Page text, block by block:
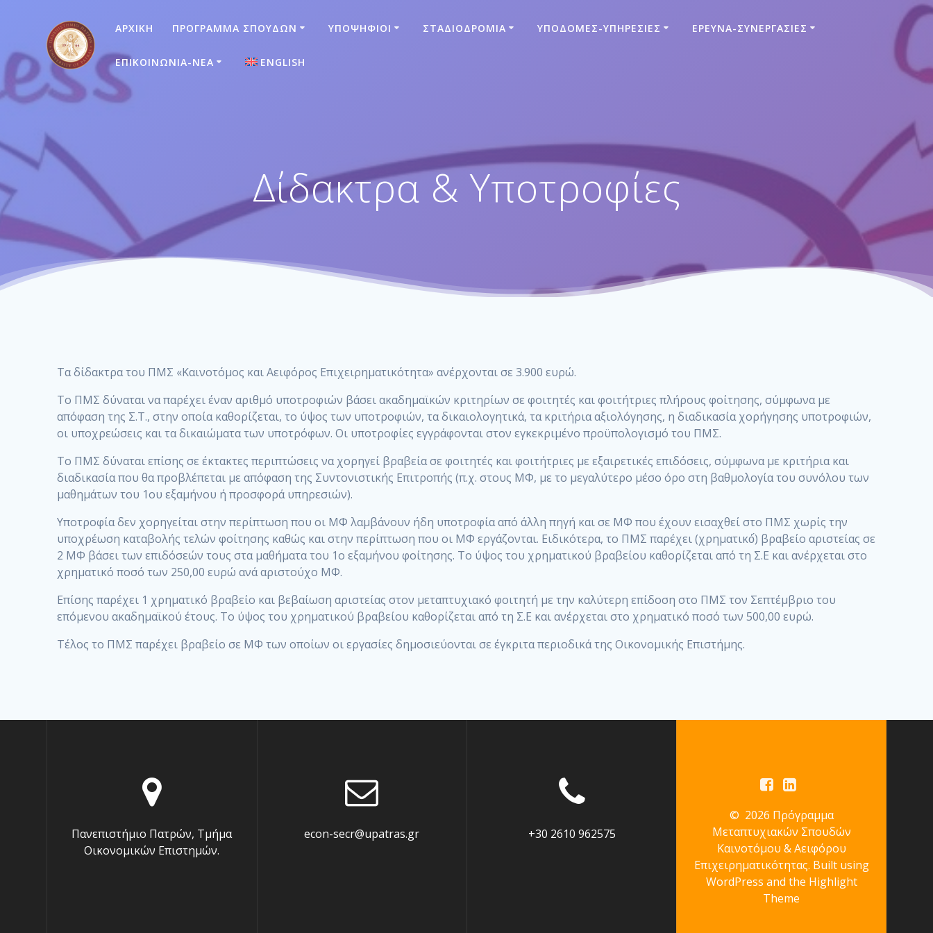
ΑΡΧΙΚΉ ΠΡΌΓΡΑΜΜΑ ΣΠΟΥΔΏΝ ΥΠΟΨΉΦΙΟΙ ΣΤΑΔΙΟΔΡΟΜΊΑ ΥΠΟΔΟΜΈΣ-ΥΠΗΡΕΣΊΕΣ ΈΡΕΥΝΑ-ΣΥΝΕΡΓΑΣΊΕΣ
ΕΠΙΚΟΙΝΩΝΊΑ-ΝΈΑ ENGLISH
Δίδακτρα & Υποτροφίες
Τα δίδακτρα του ΠΜΣ «Καινοτόμος και Αειφόρος Επιχειρηματικότητα» ανέρχονται σε 3.900 ευρώ.
Το ΠΜΣ δύναται να παρέχει έναν αριθμό υποτροφιών βάσει ακαδημαϊκών κριτηρίων σε φοιτητές και φοιτήτριες πλήρους φοίτησης, σύμφωνα με
απόφαση της Σ.Τ., στην οποία καθορίζεται, το ύψος των υποτροφιών, τα δικαιολογητικά, τα κριτήρια αξιολόγησης, η διαδικασία χορήγησης υποτροφιών,
οι υποχρεώσεις και τα δικαιώματα των υποτρόφων. Οι υποτροφίες εγγράφονται στον εγκεκριμένο προϋπολογισμό του ΠΜΣ.
Το ΠΜΣ δύναται επίσης σε έκτακτες περιπτώσεις να χορηγεί βραβεία σε φοιτητές και φοιτήτριες με εξαιρετικές επιδόσεις, σύμφωνα με κριτήρια και
διαδικασία που θα προβλέπεται με απόφαση της Συντονιστικής Επιτροπής (π.χ. στους ΜΦ, με το μεγαλύτερο μέσο όρο στη βαθμολογία του συνόλου των
μαθημάτων του 1ου εξαμήνου ή προσφορά υπηρεσιών).
Υποτροφία δεν χορηγείται στην περίπτωση που οι ΜΦ λαμβάνουν ήδη υποτροφία από άλλη πηγή και σε ΜΦ που έχουν εισαχθεί στο ΠΜΣ χωρίς την
υποχρέωση καταβολής τελών φοίτησης καθώς και στην περίπτωση που οι ΜΦ εργάζονται. Ειδικότερα, το ΠΜΣ παρέχει (χρηματικό́) βραβείο αριστείας σε
2 ΜΦ βάσει των επιδόσεών τους στα μαθήματα του 1ο εξαμήνου φοίτησης. Το ύψος του χρηματικού βραβείου καθορίζεται από τη Σ.Ε και ανέρχεται στο
χρηματικό ποσό των 250,00 ευρώ ανά αριστούχο ΜΦ.
Επίσης παρέχει 1 χρηματικό βραβείο και βεβαίωση αριστείας στον μεταπτυχιακό φοιτητή με την καλύτερη επίδοση στο ΠΜΣ τον Σεπτέμβριο του
επόμενου ακαδημαϊκού έτους. Το ύψος του χρηματικού βραβείου καθορίζεται από τη Σ.Ε και ανέρχεται στο χρηματικό ποσό των 500,00 ευρώ.
Τέλος το ΠΜΣ παρέχει βραβείο σε ΜΦ των οποίων οι εργασίες δημοσιεύονται σε έγκριτα περιοδικά της Οικονομικής Επιστήμης.
Πανεπιστήμιο Πατρών, Τμήμα
Οικονομικών Επιστημών.
econ-secr@upatras.gr +30 2610 962575
© 2026 Πρόγραμμα
Μεταπτυχιακών Σπουδών
Καινοτόμου & Αειφόρου
Επιχειρηματικότητας. Built using
WordPress and the Highlight
Theme